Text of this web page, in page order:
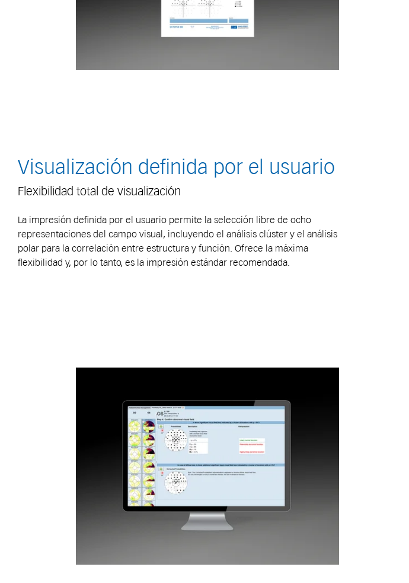
Visualización definida por el usuario
Flexibilidad total de visualización
La impresión definida por el usuario permite la selección libre de ocho
representaciones del campo visual, incluyendo el análisis clúster y el análisis
polar para la correlación entre estructura y función. Ofrece la máxima
flexibilidad y, por lo tanto, es la impresión estándar recomendada.